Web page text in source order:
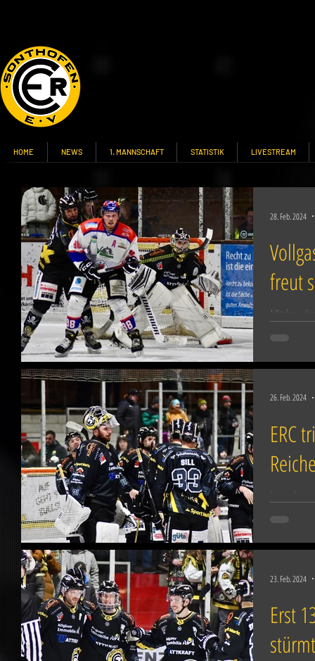
HOME NEWS 1. MANNSCHAFT STATISTIK LIVESTREAM
freut
Mit
28. Feb. 2024
ERC
Jetzt
26. Feb. 2024
Erst
23. Feb. 2024